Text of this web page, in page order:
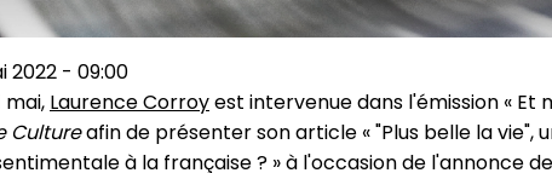
2022 - 09:00
mai, Laurence Corroyest intervenue dans l'émission « Et
Cultureafin de présenter son article « "Plus belle la vie",
à la française ? » à l'occasion de l'annonce